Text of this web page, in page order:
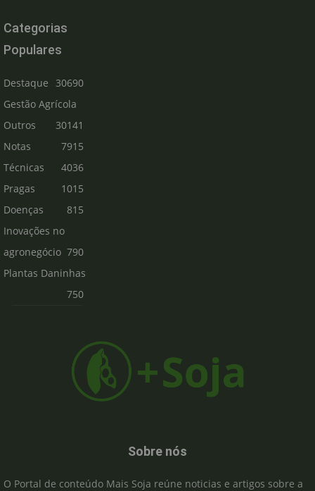
Categorias
Populares
Destaque
30690
Gestão Agrícola
30141
Outros
7915
Notas
Técnicas
4036
Pragas
1015
Doenças
815
Inovações no
agronegócio 790
Plantas Daninhas
750
Sobre nós
O Portal de conteúdo Mais Soja reúne noticias e artigos sobre a